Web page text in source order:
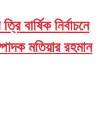
বার্ষিক নির্বাচনে
মতিয়ার রহমান